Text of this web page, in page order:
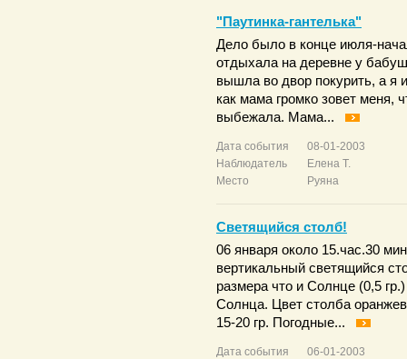
"Паутинка-гантелька"
Дело было в конце июля-
отдыхала на деревне у
вышла во двор покурить, а я
как мама громко зовет меня,
выбежала. Мама...
Дата события
08-01-2003
Наблюдатель
Елена Т.
Место
Руяна
Светящийся столб!
06 января около 15.час.30
вертикальный светящийся
размера что и Солнце (0,5
Солнца. Цвет столба
15-20 гр. Погодные...
Дата события
06-01-2003